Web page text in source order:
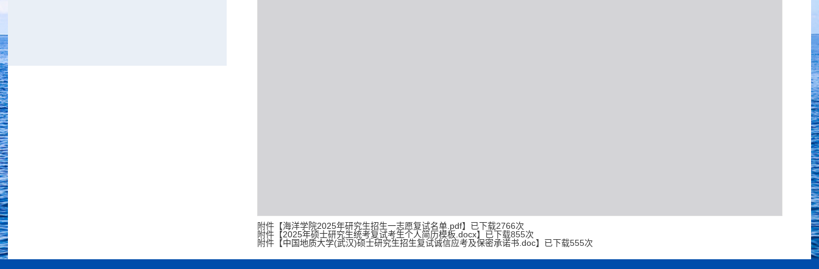
附件【海洋学院2025年研究生招生一志愿复试名单.pdf】已下载2766次
附件【2025年硕士研究生统考复试考生个人简历模板.docx】已下载855次
附件【中国地质大学(武汉)硕士研究生招生复试诚信应考及保密承诺书.doc】已下载555次